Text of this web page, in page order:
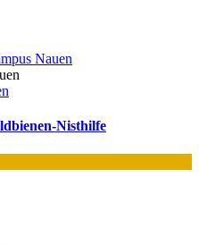
Nauen
Nisthilfe